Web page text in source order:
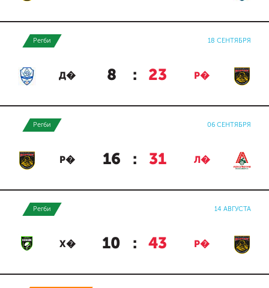
Регби 18 СЕНТЯБРЯ
Д� 8 : 23 Р�
Регби 06 СЕНТЯБРЯ
Р� 16 : 31 Л�
Регби 14 АВГУСТА
Х� 10 : 43 Р�